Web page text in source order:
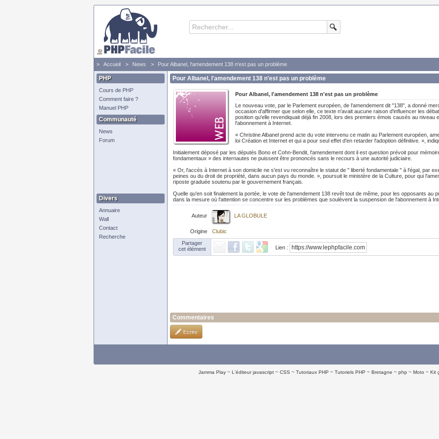
Accueil News Pour Albanel, l'amendement 138 n'est pas un problème
PHP
Cours de PHP
Comment faire ?
Manuel PHP
Communauté
News
Forum
Divers
Annuaire
Wall
Contact
Recherche
Pour Albanel, l'amendement 138 n'est pas un problème
Pour Albanel, l'amendement 138 n'est pas un problème
Le nouveau vote, par le Parlement européen, de l'amendement dit "138", a donné
occasion d'affirmer que selon elle, ce texte n'avait aucune raison d'influencer les
position qu'elle revendiquait déjà fin 2008, lors des premiers émois causés au niveau
l'abonnement à Internet.
« Christine Albanel prend acte du vote intervenu ce matin au Parlement européen,
loi Création et Internet et qui a pour seul effet d'en retarder l'adoption définitive. »,
Initialement déposé par les députés Bono et Cohn-Bendit, l'amendement dont il est question prévoit pour
fondamentaux » des internautes ne puissent être prononcés sans le recours à une autorité judiciaire.
« Or, l'accès à Internet à son domicile ne s'est vu reconnaître le statut de " liberté fondamentale " à l'égal, par
peines ou du droit de propriété, dans aucun pays du monde. », poursuit le ministère de la Culture, pour qui
riposte graduée soutenu par le gouvernement français.
Quelle qu'en soit finalement la portée, le vote de l'amendement 138 revêt tout de même, pour les opposants au
dans la mesure où l'attention se concentre sur les problèmes que soulèvent la suspension de l'abonnement à
Auteur LA GLOBULE
Origine
Clubic
Partager
cet élément
Lien :
Commentaires
Ecrire
Jamma Play L'éditeur javascript CSS Tutoriaux PHP Tutoriels PHP Bretagne php Moto Kit